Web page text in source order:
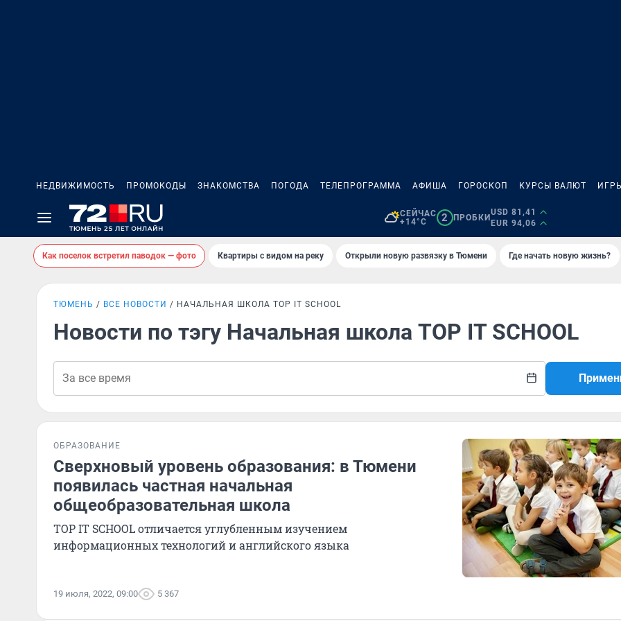
НЕДВИЖИМОСТЬ ПРОМОКОДЫ ЗНАКОМСТВА ПОГОДА ТЕЛЕПРОГРАММА АФИША ГОРОСКОП КУРСЫ ВАЛЮТ
СЕЙЧАС
+14°C
2 ПРОБКИ
USD 81,41
EUR 94,06
Как поселок встретил паводок — фото Квартиры с видом на реку Открыли новую развязку в Тюмени Где начать новую жизнь?
ТЮМЕНЬ ВСЕ НОВОСТИ НАЧАЛЬНАЯ ШКОЛА TOP IT SCHOOL
Новости по тэгу Начальная школа TOP IT SCHOOL
ОБРАЗОВАНИЕ
Сверхновый уровень образования: в Тюмени
появилась частная начальная
общеобразовательная школа
ТОР IT SCHOOL отличается углубленным изучением
информационных технологий и английского языка
19 июля, 2022, 09:00 5 367